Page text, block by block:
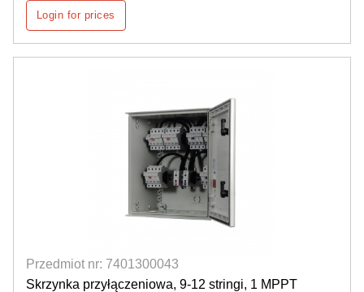
Login for prices
Przedmiot nr: 7401300043
Skrzynka przyłączeniowa, 9-12 stringi, 1 MPPT